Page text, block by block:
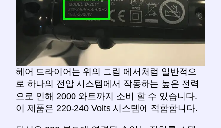
헤어 드라이어는 위의 그림 에서처럼 일반적으
로 하나의 전압 시스템에서 작동하는 높은 전력
으로 인해 2000 와트까지 소비 할 수 있습니다.
이 제품은 220-240 Volts 시스템에 적합합니다.